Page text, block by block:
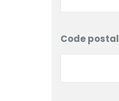
Code postal